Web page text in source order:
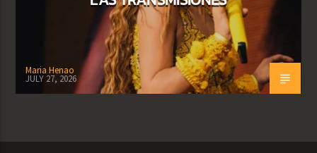
Maria Henao
JULY 27, 2026